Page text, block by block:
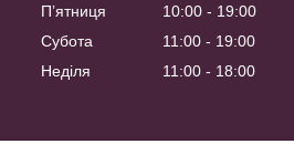
Пʼятниця
10:00
19:00
Субота
11:00
19:00
Неділя
11:00 18:00